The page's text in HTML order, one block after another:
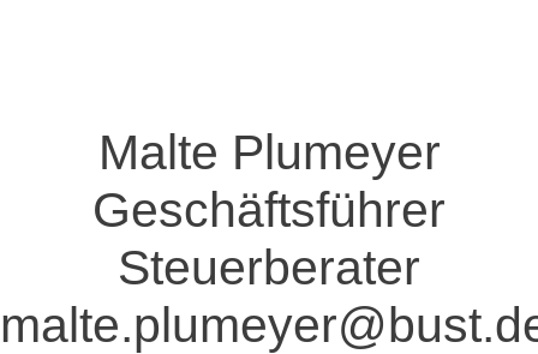
Malte Plumeyer
Geschäftsführer
Steuerberater